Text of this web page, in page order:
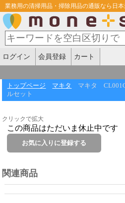
業務用の清掃用品・掃除用品の通販なら日
ログイン 会員登録 カート
トップページ マキタ
マキタ
ルセット
クリックで拡大
この商品はただいま休止中です
関連商品